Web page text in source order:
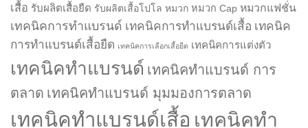
เสื้อ รับผลิตเสื้อยืด รับผลิตเสื้อโปโล หมวก หมวก Cap หมวกแฟชั่น
เทคนิคการทำแบรนด์ เทคนิคการทำแบรนด์เสื้อ เทคนิค
การทำแบรนด์เสื้อยืด เทคนิคการเลือกเสื้อยืด เทคนิคการแต่งตัว
เทคนิคทำแบรนด์ เทคนิคทำแบรนด์ การ
ตลาด เทคนิคทำแบรนด์ มุมมองการตลาด
เทคนิคทำแบรนด์เสื้อ เทคนิคทำ